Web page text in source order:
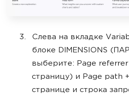
Слева на вкладке
блоке DIMENSIONS
выберите: Page
страницу) и Page path
странице и строка